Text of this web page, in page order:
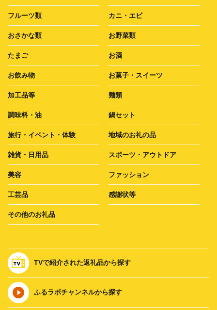
フルーツ類 カニ・エビ
おさかな類 お野菜類
たまご お酒
お飲み物 お菓子・スイーツ
加工品等 麺類
調味料・油 鍋セット
旅行・イベント・体験 地域のお礼の品
雑貨・日用品 スポーツ・アウトドア
美容 ファッション
工芸品 感謝状等
その他のお礼品
TVで紹介された返礼品から探す
ふるラボチャンネルから探す